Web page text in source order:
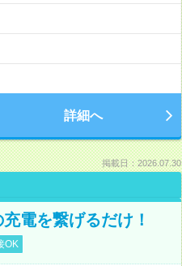
詳細へ
掲載日：2026.07.30
電を繋げるだけ！
OK